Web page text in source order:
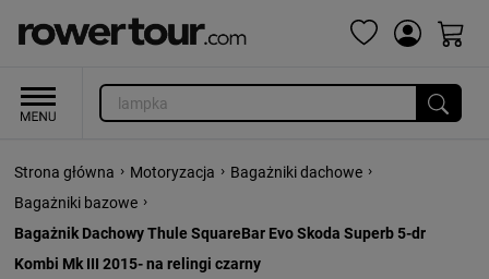
Strona główna › Motoryzacja › Bagażniki dachowe ›
Bagażniki bazowe ›
Bagażnik Dachowy Thule SquareBar Evo Skoda Superb 5-dr
Kombi Mk III 2015- na relingi czarny